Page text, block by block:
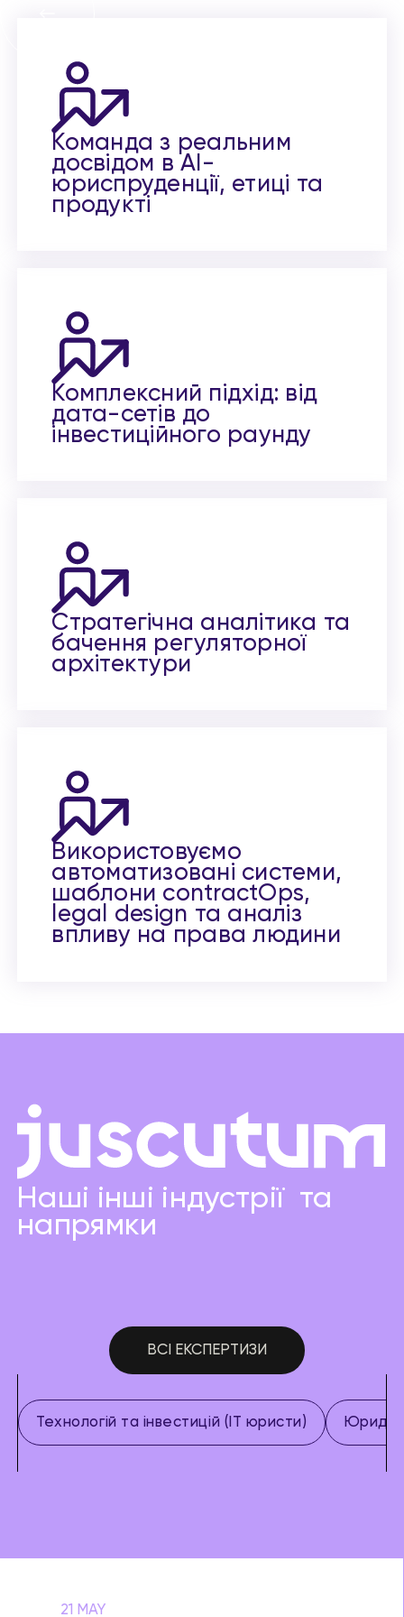
Команда з реальним
досвідом в AI-
юриспруденції, етиці та
продукті
Комплексний підхід: від
дата-сетів до
інвестиційного раунду
Стратегічна аналітика та
бачення регуляторної
архітектури
Використовуємо
автоматизовані системи,
шаблони contractOps,
legal design та аналіз
впливу на права людини
Наші інші індустрії та
напрямки
ВСІ ЕКСПЕРТИЗИ
Технологій та інвестицій (IT юристи)
21 MAY